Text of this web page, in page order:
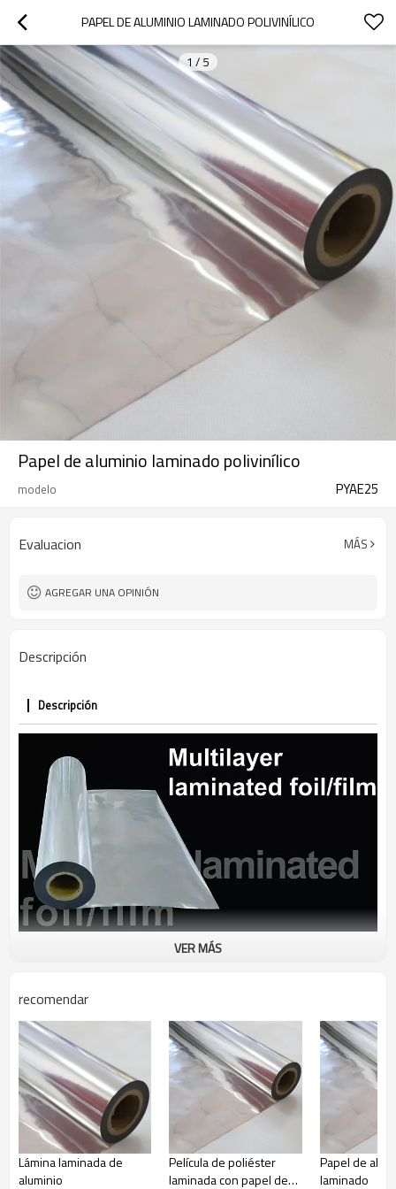
PAPEL DE ALUMINIO LAMINADO POLIVINÍLICO
1 / 5
Papel de aluminio laminado polivinílico
modelo PYAE25
Evaluacion MÁS
AGREGAR UNA OPINIÓN
Descripción
Descripción
VER MÁS
recomendar
Lámina laminada de
aluminio
Película de poliéster
laminada con papel de
Papel de
laminado